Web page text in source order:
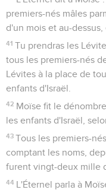
premiers-nés mâles
d'un mois et au-
41 Tu prendras les
tous les premiers-nés
Lévites à la place de
enfants d'Israël.
42 Moïse fit le
les enfants d'Israël,
43 Tous les premiers-
comptant les noms,
furent vingt-deux mille
44 L'Éternel parla à